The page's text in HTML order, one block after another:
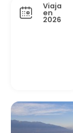
Viaja
en
2026